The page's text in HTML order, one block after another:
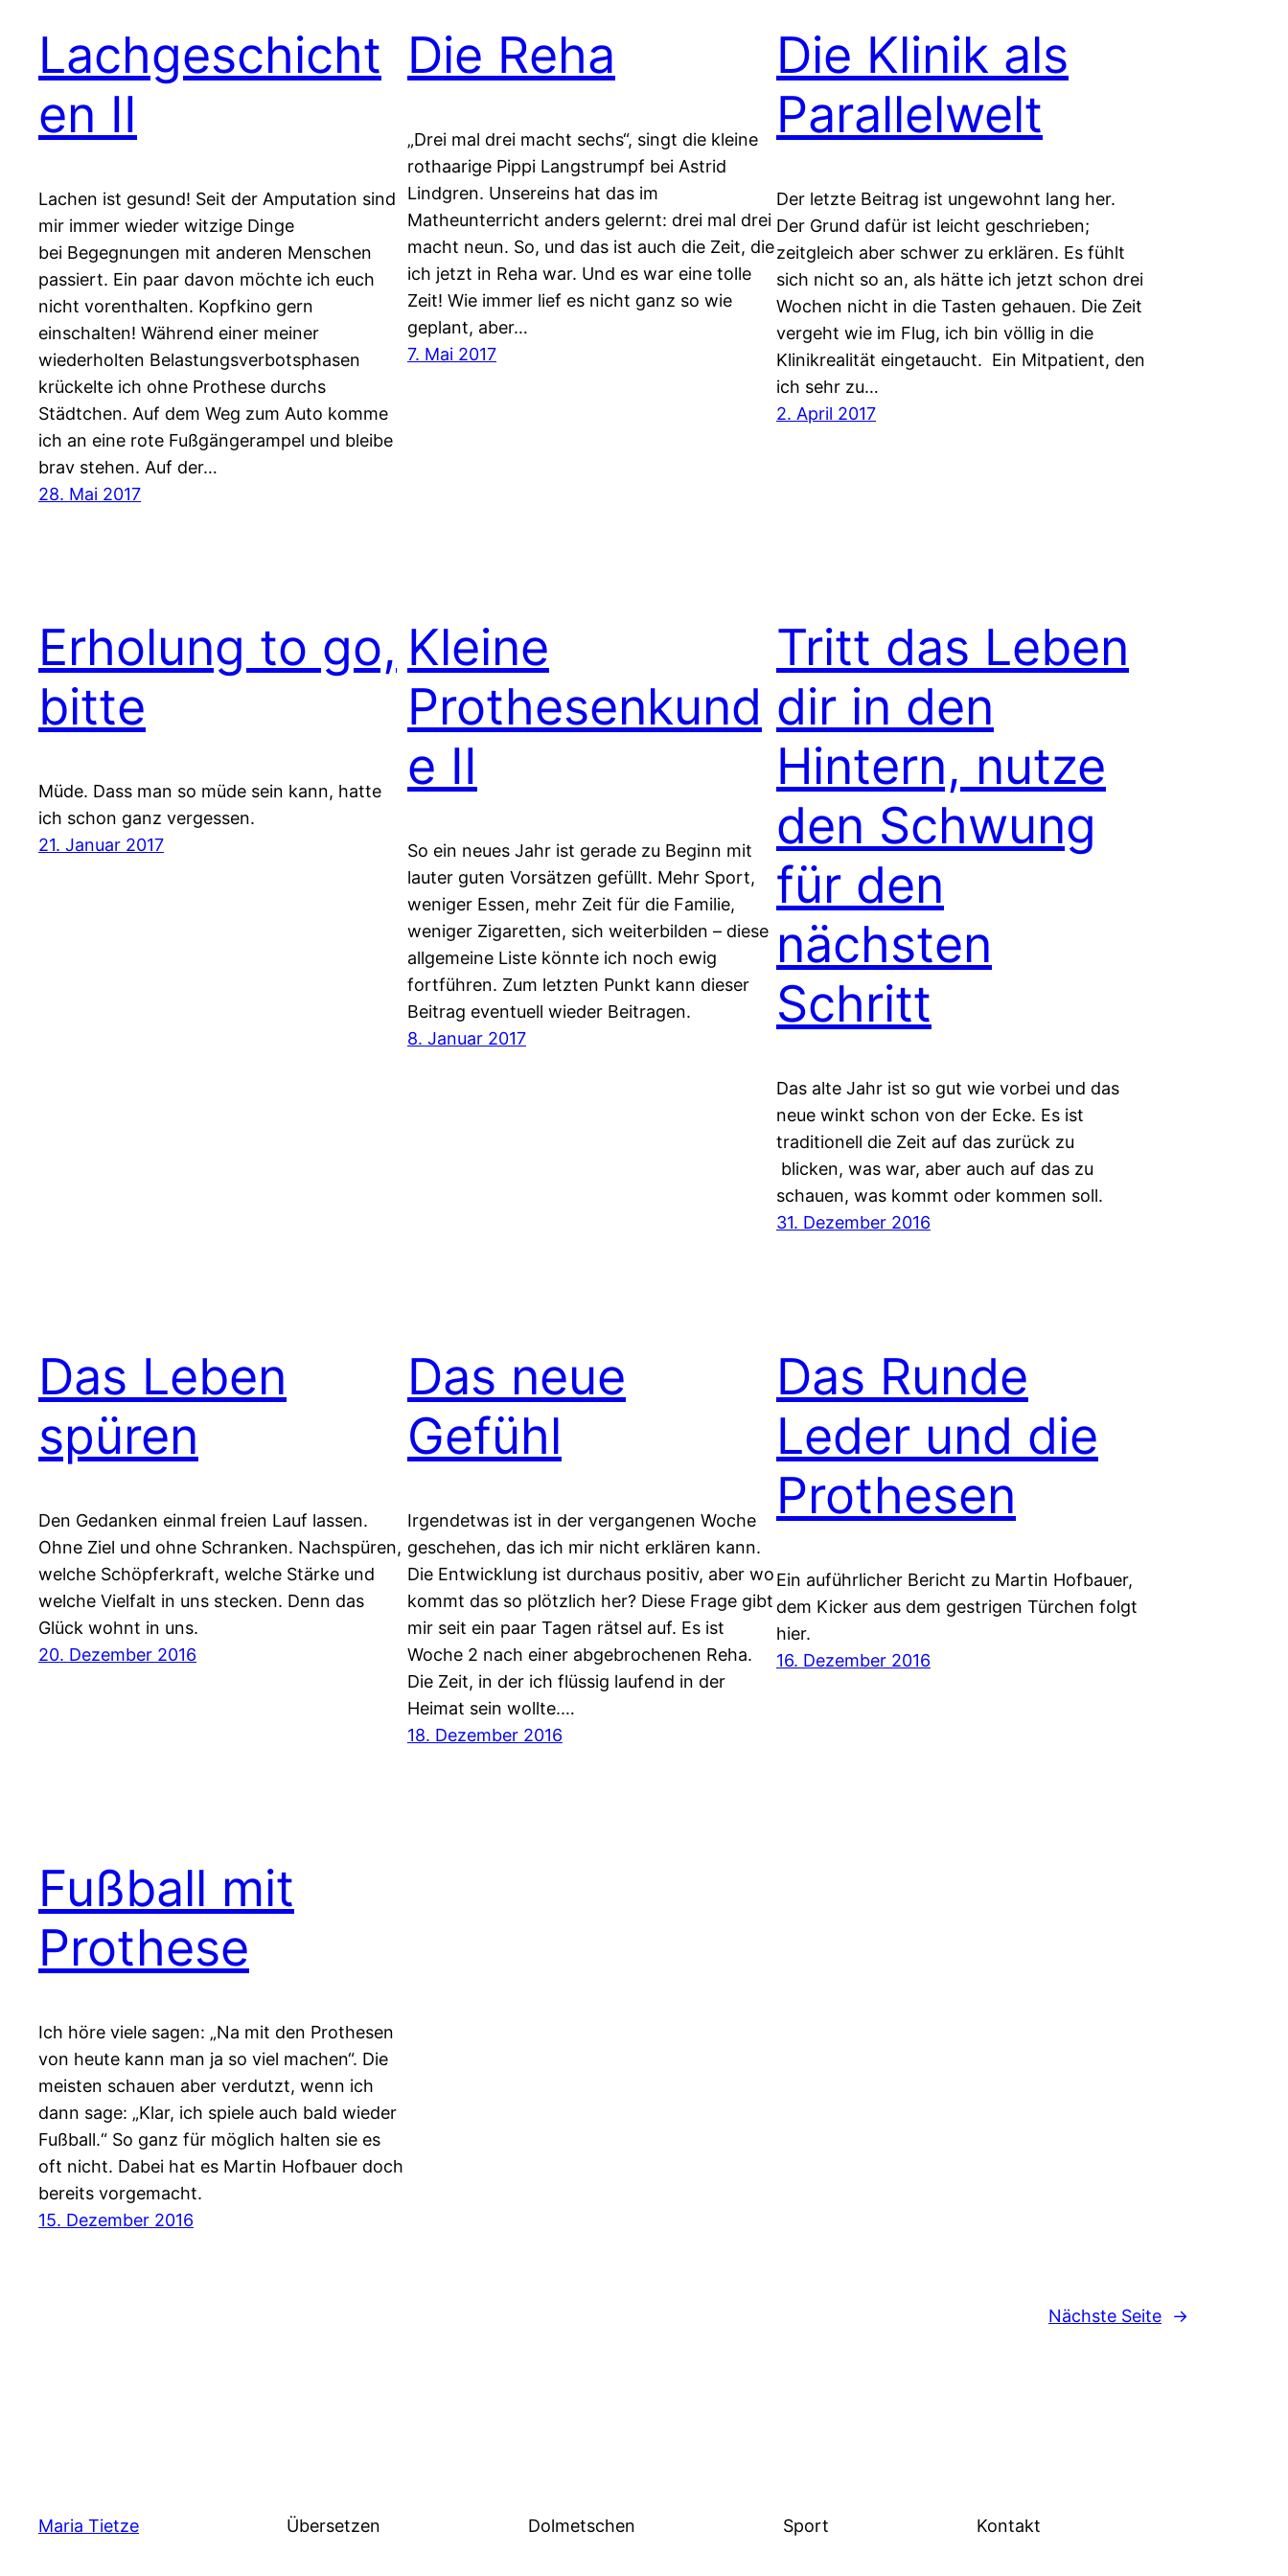
Lachgeschicht
en II
Lachen ist gesund! Seit der Amputation sind
mir immer wieder witzige Dinge
bei Begegnungen mit anderen Menschen
passiert. Ein paar davon möchte ich euch
nicht vorenthalten. Kopfkino gern
einschalten! Während einer meiner
wiederholten Belastungsverbotsphasen
krückelte ich ohne Prothese durchs
Städtchen. Auf dem Weg zum Auto komme
ich an eine rote Fußgängerampel und bleibe
brav stehen. Auf der…
28. Mai 2017
Die Reha
„Drei mal drei macht sechs“, singt die kleine
rothaarige Pippi Langstrumpf bei Astrid
Lindgren. Unsereins hat das im
Matheunterricht anders gelernt: drei mal drei
macht neun. So, und das ist auch die Zeit, die
ich jetzt in Reha war. Und es war eine tolle
Zeit! Wie immer lief es nicht ganz so wie
geplant, aber…
7. Mai 2017
Die Klinik als
Parallelwelt
Der letzte Beitrag ist ungewohnt lang her.
Der Grund dafür ist leicht geschrieben;
zeitgleich aber schwer zu erklären. Es fühlt
sich nicht so an, als hätte ich jetzt schon drei
Wochen nicht in die Tasten gehauen. Die Zeit
vergeht wie im Flug, ich bin völlig in die
Klinikrealität eingetaucht. Ein Mitpatient, den
ich sehr zu…
2. April 2017
Erholung to go,
bitte
Müde. Dass man so müde sein kann, hatte
ich schon ganz vergessen.
21. Januar 2017
Kleine
Prothesenkund
e II
So ein neues Jahr ist gerade zu Beginn mit
lauter guten Vorsätzen gefüllt. Mehr Sport,
weniger Essen, mehr Zeit für die Familie,
weniger Zigaretten, sich weiterbilden – diese
allgemeine Liste könnte ich noch ewig
fortführen. Zum letzten Punkt kann dieser
Beitrag eventuell wieder Beitragen.
8. Januar 2017
Tritt das Leben
dir in den
Hintern, nutze
den Schwung
für den
nächsten
Schritt
Das alte Jahr ist so gut wie vorbei und das
neue winkt schon von der Ecke. Es ist
traditionell die Zeit auf das zurück zu
blicken, was war, aber auch auf das zu
schauen, was kommt oder kommen soll.
31. Dezember 2016
Das Leben
spüren
Den Gedanken einmal freien Lauf lassen.
Ohne Ziel und ohne Schranken. Nachspüren,
welche Schöpferkraft, welche Stärke und
welche Vielfalt in uns stecken. Denn das
Glück wohnt in uns.
20. Dezember 2016
Das neue
Gefühl
Irgendetwas ist in der vergangenen Woche
geschehen, das ich mir nicht erklären kann.
Die Entwicklung ist durchaus positiv, aber wo
kommt das so plötzlich her? Diese Frage gibt
mir seit ein paar Tagen rätsel auf. Es ist
Woche 2 nach einer abgebrochenen Reha.
Die Zeit, in der ich flüssig laufend in der
Heimat sein wollte.…
18. Dezember 2016
Das Runde
Leder und die
Prothesen
Ein auführlicher Bericht zu Martin Hofbauer,
dem Kicker aus dem gestrigen Türchen folgt
hier.
16. Dezember 2016
Fußball mit
Prothese
Ich höre viele sagen: „Na mit den Prothesen
von heute kann man ja so viel machen“. Die
meisten schauen aber verdutzt, wenn ich
dann sage: „Klar, ich spiele auch bald wieder
Fußball.“ So ganz für möglich halten sie es
oft nicht. Dabei hat es Martin Hofbauer doch
bereits vorgemacht.
15. Dezember 2016
Nächste Seite →
Maria Tietze Übersetzen Dolmetschen Sport Kontakt